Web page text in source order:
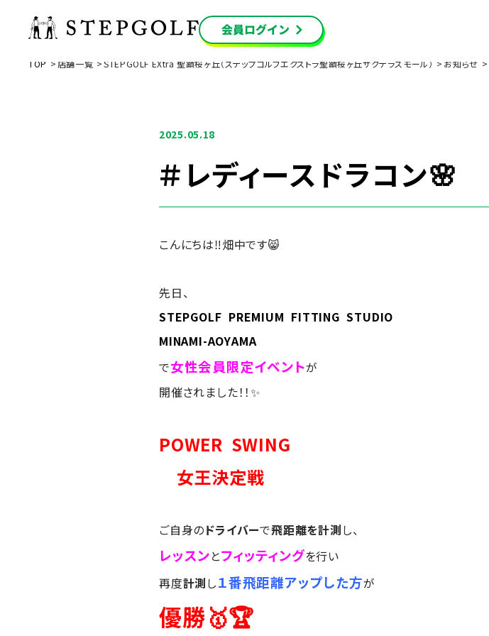
TOP 店舗一覧 STEPGOLF EXtra 聖蹟桜ヶ丘（ステップゴルフエクストラ聖蹟桜ヶ丘サクテラスモール） お知らせ
2025.05.18
＃レディースドラコン🌸
こんにちは‼畑中です😸
先日、
STEPGOLF PREMIUM FITTING STUDIO
MINAMI-AOYAMA
で女性会員限定イベントが
開催されました！！✨
POWER SWING
女王決定戦
ご自身のドライバーで飛距離を計測し、
レッスンとフィッティングを行い
再度計測し１番飛距離アップした方が
優勝🥇🏆